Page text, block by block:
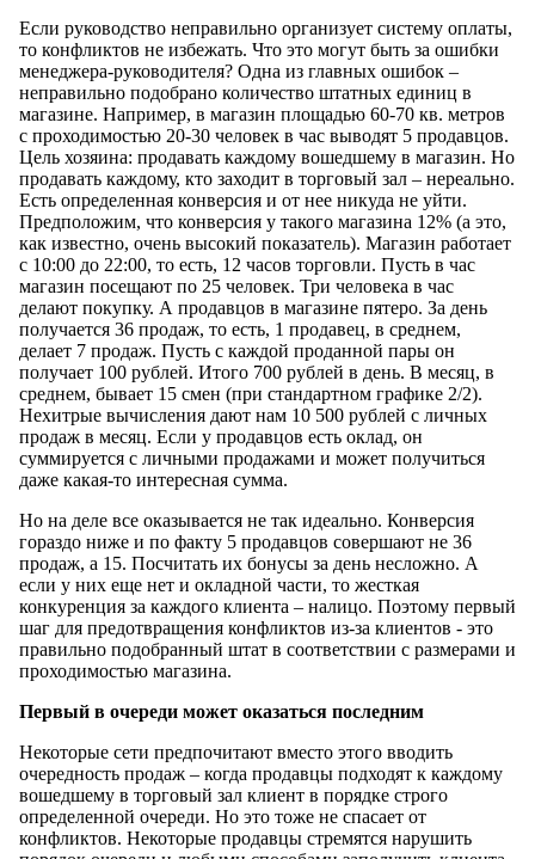
Если руководство неправильно организует систему оплаты,
то конфликтов не избежать. Что это могут быть за ошибки
менеджера-руководителя? Одна из главных ошибок –
неправильно подобрано количество штатных единиц в
магазине. Например, в магазин площадью 60-70 кв. метров
с проходимостью 20-30 человек в час выводят 5 продавцов.
Цель хозяина: продавать каждому вошедшему в магазин. Но
продавать каждому, кто заходит в торговый зал – нереально.
Есть определенная конверсия и от нее никуда не уйти.
Предположим, что конверсия у такого магазина 12% (а это,
как известно, очень высокий показатель). Магазин работает
с 10:00 до 22:00, то есть, 12 часов торговли. Пусть в час
магазин посещают по 25 человек. Три человека в час
делают покупку. А продавцов в магазине пятеро. За день
получается 36 продаж, то есть, 1 продавец, в среднем,
делает 7 продаж. Пусть с каждой проданной пары он
получает 100 рублей. Итого 700 рублей в день. В месяц, в
среднем, бывает 15 смен (при стандартном графике 2/2).
Нехитрые вычисления дают нам 10 500 рублей с личных
продаж в месяц. Если у продавцов есть оклад, он
суммируется с личными продажами и может получиться
даже какая-то интересная сумма.
Но на деле все оказывается не так идеально. Конверсия
гораздо ниже и по факту 5 продавцов совершают не 36
продаж, а 15. Посчитать их бонусы за день несложно. А
если у них еще нет и окладной части, то жесткая
конкуренция за каждого клиента – налицо. Поэтому первый
шаг для предотвращения конфликтов из-за клиентов - это
правильно подобранный штат в соответствии с размерами и
проходимостью магазина.
Первый в очереди может оказаться последним
Некоторые сети предпочитают вместо этого вводить
очередность продаж – когда продавцы подходят к каждому
вошедшему в торговый зал клиент в порядке строго
определенной очереди. Но это тоже не спасает от
конфликтов. Некоторые продавцы стремятся нарушить